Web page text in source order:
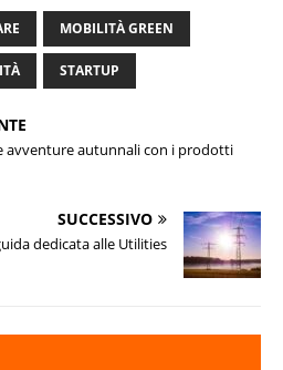
MOBILITÀ GREEN
STARTUP
avventure autunnali con i prodotti
SUCCESSIVO
dedicata alle Utilities